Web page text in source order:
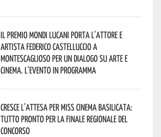
Il Premio Mondi Lucani porta l’attore e
artista Federico Castelluccio a
Montescaglioso per un dialogo su arte e
cinema. L’evento in programma
Cresce l’attesa per Miss Cinema Basilicata:
tutto pronto per la finale regionale del
concorso